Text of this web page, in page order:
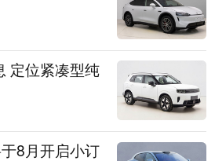
定位紧凑型纯
8月开启小订